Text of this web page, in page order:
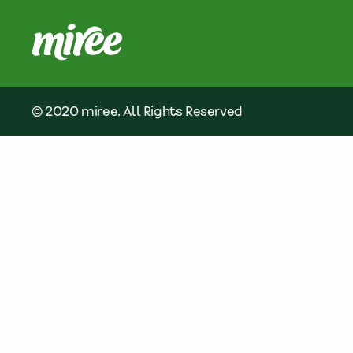
© 2020 miree. All Rights Reserved